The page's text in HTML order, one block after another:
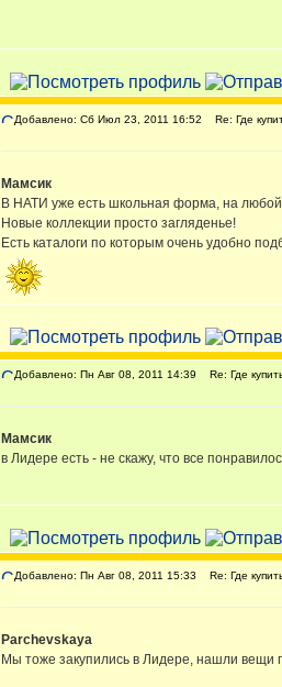
Добавлено: Сб Июл 23, 2011 16:52 Re: Где
Мамсик
В НАТИ уже есть школьная форма, на любой
Новые коллекции просто загляденье!
Есть каталоги по которым очень удобно
Добавлено: Пн Авг 08, 2011 14:39 Re: Где
Мамсик
в Лидере есть - не скажу, что все
Добавлено: Пн Авг 08, 2011 15:33 Re: Где
Parchevskaya
Мы тоже закупились в Лидере, нашли вещи